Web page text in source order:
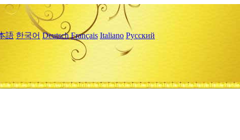
語 한국어 Deutsch Français Italiano Русский